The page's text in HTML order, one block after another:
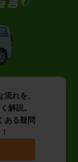
れを、
解説。
ある疑問